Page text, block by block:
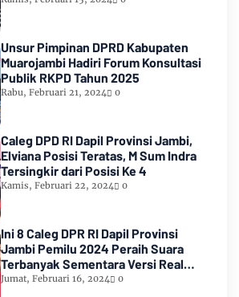
Unsur Pimpinan DPRD Kabupaten
Muarojambi Hadiri Forum Konsultasi
Publik RKPD Tahun 2025
Rabu, Februari 21, 2024 0
Caleg DPD RI Dapil Provinsi Jambi,
Elviana Posisi Teratas, M Sum Indra
Tersingkir dari Posisi Ke 4
Kamis, Februari 22, 2024 0
Ini 8 Caleg DPR RI Dapil Provinsi
Jambi Pemilu 2024 Peraih Suara
Terbanyak Sementara Versi Real
Count KPU RI
Jumat, Februari 16, 2024 0